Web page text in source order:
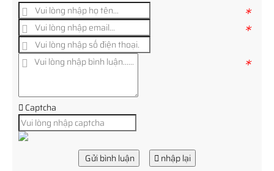
*
*
*
Captcha
Gửi bình luận nhập lại